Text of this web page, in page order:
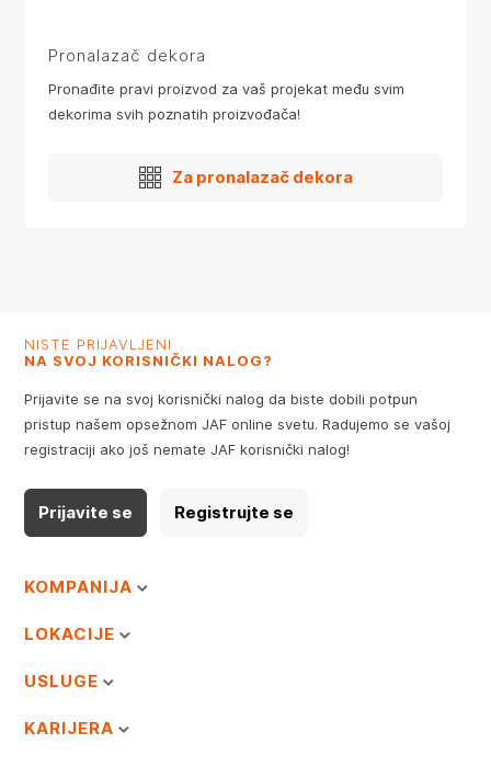
Pronalazač dekora
Pronađite pravi proizvod za vaš projekat među svim
dekorima svih poznatih proizvođača!
Za pronalazač dekora
NISTE PRIJAVLJENI
NA SVOJ KORISNIČKI NALOG?
Prijavite se na svoj korisnički nalog da biste dobili potpun
pristup našem opsežnom JAF online svetu. Radujemo se vašoj
registraciji ako još nemate JAF korisnički nalog!
Prijavite se Registrujte se
KOMPANIJA
LOKACIJE
USLUGE
KARIJERA